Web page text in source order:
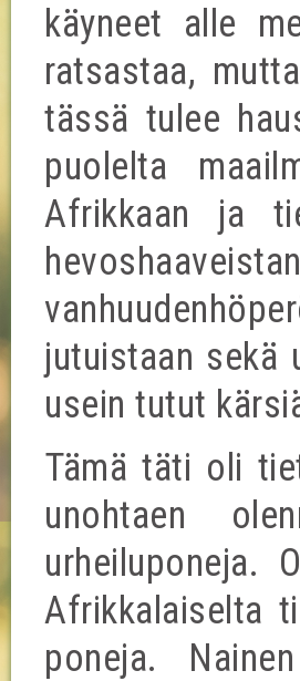
käyneet alle
ratsastaa,
tässä tulee
puolelta
Afrikkaan ja
jutuistaan sekä
usein tutut
Tämä täti oli
unohtaen
urheiluponeja.
Afrikkalaiselta
poneja.